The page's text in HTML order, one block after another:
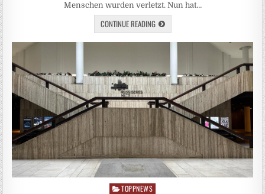
Menschen wurden verletzt. Nun hat…
CONTINUE READING
Posted
TOPPNEWS